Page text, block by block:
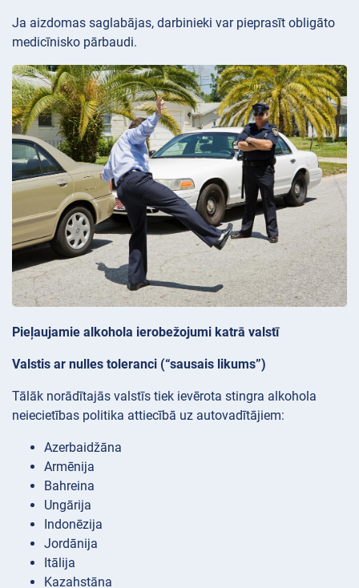
Ja aizdomas saglabājas, darbinieki var pieprasīt obligāto
medicīnisko pārbaudi.
Pieļaujamie alkohola ierobežojumi katrā valstī
Valstis ar nulles toleranci (“sausais likums”)
Tālāk norādītajās valstīs tiek ievērota stingra alkohola
neiecietības politika attiecībā uz autovadītājiem:
Azerbaidžāna
Armēnija
Bahreina
Ungārija
Indonēzija
Jordānija
Itālija
Kazahstāna